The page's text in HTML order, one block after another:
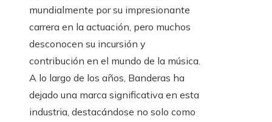
mundialmente por su impresionante
carrera en la actuación, pero muchos
desconocen su incursión y
contribución en el mundo de la música.
A lo largo de los años, Banderas ha
dejado una marca significativa en esta
industria, destacándose no solo como